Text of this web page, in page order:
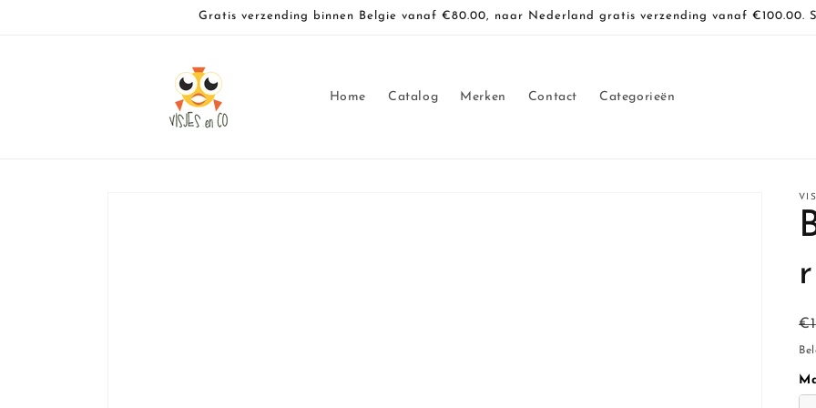
Gratis verzending binnen Belgie vanaf €80.00, naar Nederland gratis verzending vanaf €100.00.
Home Catalog Merken Contact Categorieën